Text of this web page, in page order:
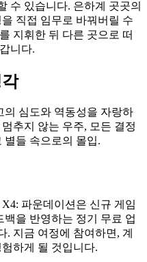
수 있습니다. 은하계 곳곳의
직접 임무로 바꿔버릴 수
지휘한 뒤 다른 곳으로 떠
니다.
각
심도와 역동성을 자랑하
추지 않는 우주, 모든 결정
별들 속으로의 몰입.
파운데이션은 신규 게임
을 반영하는 정기 무료 업
. 지금 여정에 참여하면, 계
하게 될 것입니다.